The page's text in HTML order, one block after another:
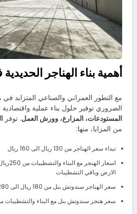
أهمية بناء الهناجر
مع التطور العمراني والصناعي المتزايد
الضروري توفير حلول بناء عملية واقتصادية
المستودعات، المزارع، وورش العمل. توفر
من المزايا، منها:
تبداء سعر الهناجر من 130 ريال الى 160 ريال
الارض وباقي التشطيبات
سعر الهناجر سندوتش بنل من 180 ريال الى 280 ريال للمتر مربع
سعر هنجر سندوتش بنل مع البناء والتشطيبات من 350 ريال الى 430